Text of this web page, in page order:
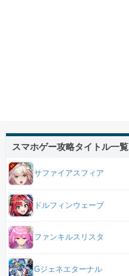
スマホゲー攻略タイトル一覧
サファイアスフィア
ドルフィンウェーブ
ファンキルスリスタ
Gジェネエターナル